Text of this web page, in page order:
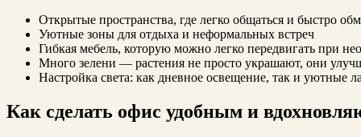
Открытые пространства, где легко общаться и быстро
Уютные зоны для отдыха и неформальных встреч
Гибкая мебель, которую можно легко передвигать при
Много зелени — растения не просто украшают, они
Настройка света: как дневное освещение, так и уютные
Как сделать офис удобным и